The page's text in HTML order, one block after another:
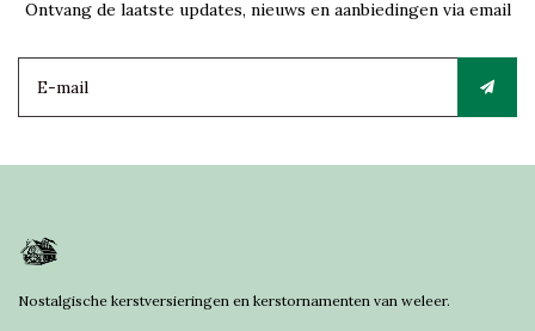
Ontvang de laatste updates, nieuws en aanbiedingen via email
Nostalgische kerstversieringen en kerstornamenten van weleer.